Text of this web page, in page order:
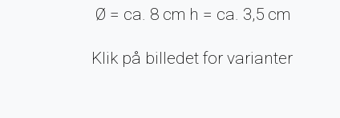
Ø = ca. 8 cm h = ca. 3,5 cm
Klik på billedet for varianter